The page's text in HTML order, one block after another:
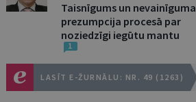
Taisnīgums un nevainīguma
prezumpcija procesā par
noziedzīgi iegūtu mantu
1
LASĪT E-ŽURNĀLU: NR. 49 (1263)